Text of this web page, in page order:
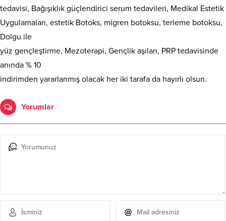
tedavisi, Bağışıklık güçlendirici serum tedavileri, Medikal Estetik
Uygulamaları, estetik Botoks, migren botoksu, terleme botoksu,
Dolgu ile
yüz gençleştirme, Mezoterapi, Gençlik aşıları, PRP tedavisinde
anında % 10
indirimden yararlanmış olacak her iki tarafa da hayırlı olsun.
Yorumlar